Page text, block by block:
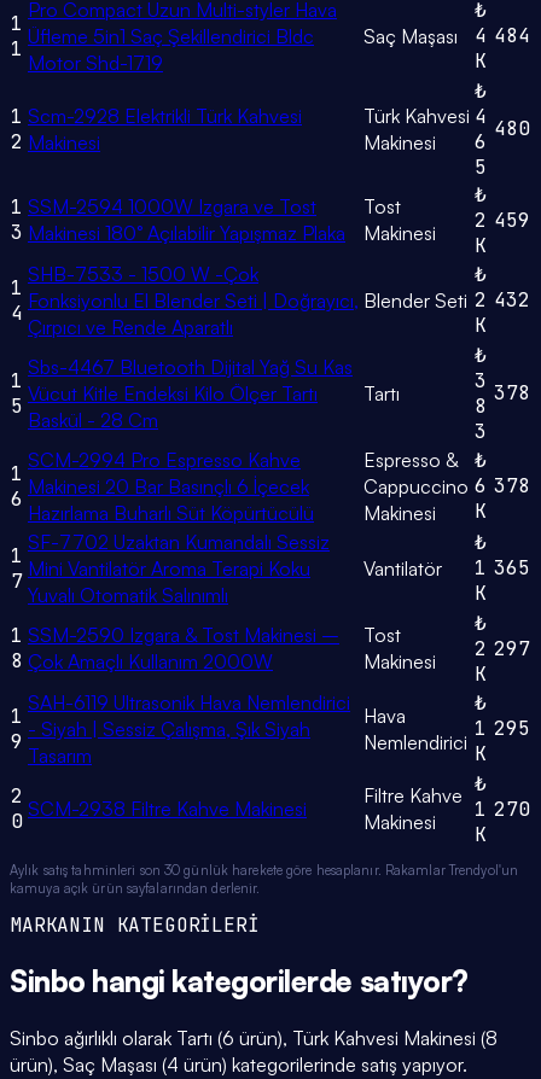
1
1
Pro Compact Uzun Multi-styler Hava
Üfleme 5in1 Saç Şekillendirici Bldc
Motor Shd-1719
Saç Maşası
₺
4
K
484
1
2
Scm-2928 Elektrikli Türk Kahvesi
Makinesi
Türk Kahvesi
Makinesi
₺
4
6
5
480
1
3
SSM-2594 1000W Izgara ve Tost
Makinesi 180° Açılabilir Yapışmaz Plaka
Tost
Makinesi
₺
2
K
459
1
4
SHB-7533 - 1500 W -Çok
Fonksiyonlu El Blender Seti | Doğrayıcı,
Çırpıcı ve Rende Aparatlı
Blender Seti
₺
2
K
432
1
5
Sbs-4467 Bluetooth Dijital Yağ Su Kas
Vücut Kitle Endeksi Kilo Ölçer Tartı
Baskül - 28 Cm
Tartı
₺
3
8
3
378
1
6
SCM-2994 Pro Espresso Kahve
Makinesi 20 Bar Basınçlı 6 İçecek
Hazırlama Buharlı Süt Köpürtücülü
Espresso &
Cappuccino
Makinesi
₺
6
K
378
1
7
SF-7702 Uzaktan Kumandalı Sessiz
Mini Vantilatör Aroma Terapi Koku
Yuvalı Otomatik Salınımlı
Vantilatör
₺
1
K
365
1
8
SSM-2590 Izgara & Tost Makinesi –
Çok Amaçlı Kullanım 2000W
Tost
Makinesi
₺
2
K
297
1
9
SAH-6119 Ultrasonik Hava Nemlendirici
- Siyah | Sessiz Çalışma, Şık Siyah
Tasarım
Hava
Nemlendirici
₺
1
K
295
2
0 SCM-2938 Filtre Kahve Makinesi
Filtre Kahve
Makinesi
₺
1
K
270
Aylık satış tahminleri son 30 günlük harekete göre hesaplanır. Rakamlar Trendyol'un
kamuya açık ürün sayfalarından derlenir.
MARKANIN KATEGORİLERİ
Sinbo hangi kategorilerde satıyor?
Sinbo ağırlıklı olarak Tartı (6 ürün), Türk Kahvesi Makinesi (8
ürün), Saç Maşası (4 ürün) kategorilerinde satış yapıyor.